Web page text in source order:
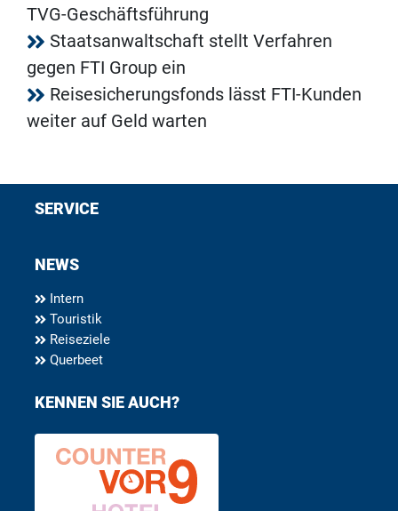
TVG-Geschäftsführung
Staatsanwaltschaft stellt Verfahren
gegen FTI Group ein
Reisesicherungsfonds lässt FTI-Kunden
weiter auf Geld warten
SERVICE
NEWS
Intern
Touristik
Reiseziele
Querbeet
KENNEN SIE AUCH?